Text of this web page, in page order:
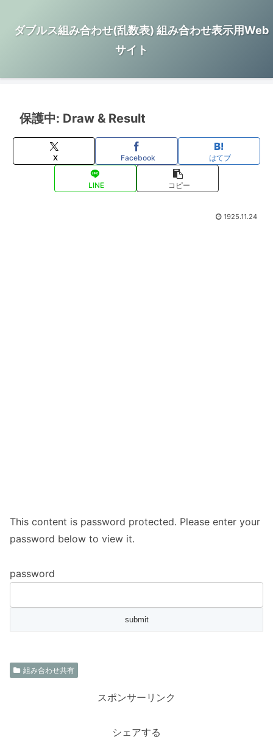
ダブルス組み合わせ(乱数表) 組み合わせ表示用Web
サイト
保護中: Draw & Result
X Facebook はてブ
LINE コピー
1925.11.24
This content is password protected. Please enter your
password below to view it.
password
組み合わせ共有
スポンサーリンク
シェアする